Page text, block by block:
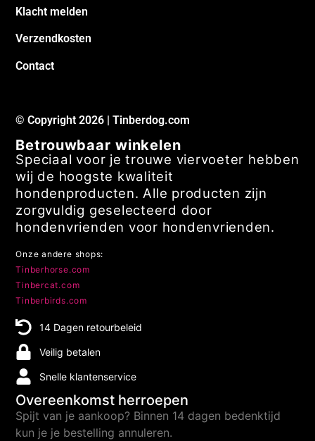
Klacht melden
Verzendkosten
Contact
© Copyright 2026 | Tinberdog.com
Betrouwbaar winkelen
Speciaal voor je trouwe viervoeter hebben
wij de hoogste kwaliteit
hondenproducten. Alle producten zijn
zorgvuldig geselecteerd door
hondenvrienden voor hondenvrienden.
Onze andere shops:
Tinberhorse.com
Tinbercat.com
Tinberbirds.com
14 Dagen retourbeleid
Veilig betalen
Snelle klantenservice
Overeenkomst herroepen
Spijt van je aankoop? Binnen 14 dagen bedenktijd
kun je je bestelling annuleren.